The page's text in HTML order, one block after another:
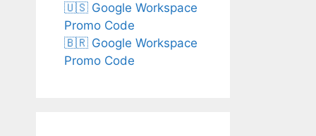
🇺🇸 Google Workspace
Promo Code
🇧🇷 Google Workspace
Promo Code